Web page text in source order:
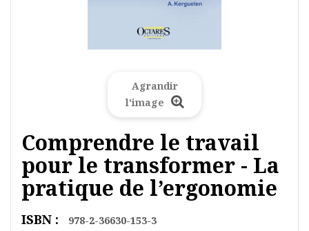
Agrandir
l'image
Comprendre le travail
pour le transformer - La
pratique de l’ergonomie
ISBN :
978-2-36630-153-3